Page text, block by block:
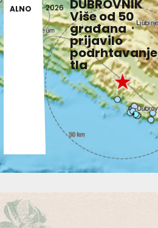
ALNO
2026
DUBROVNIK
Više od 50
građana
prijavilo
podrhtavanje
tla